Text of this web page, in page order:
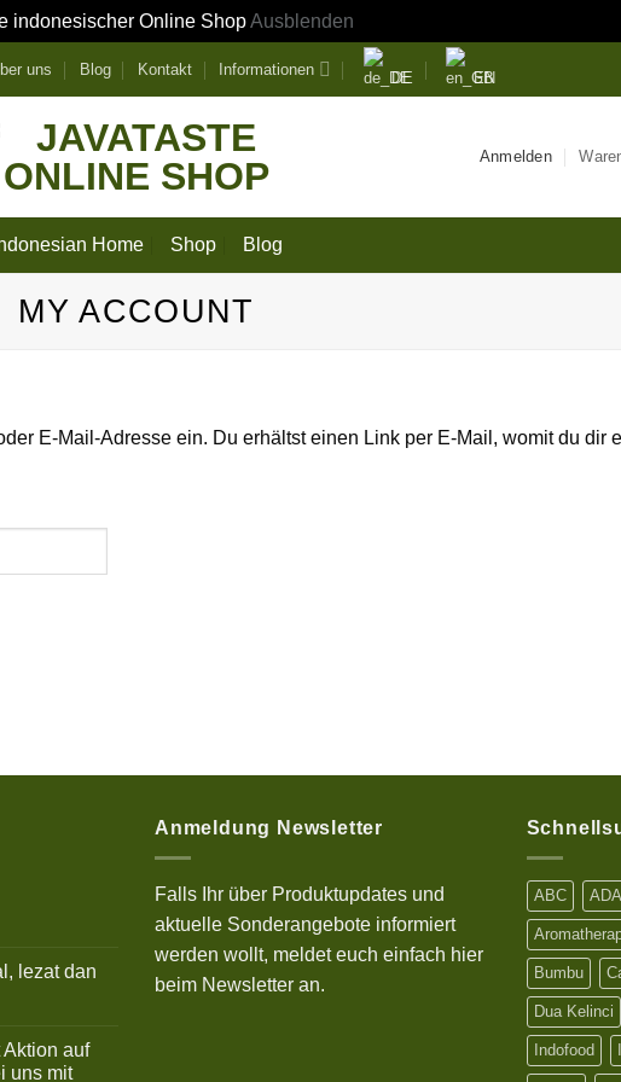
indonesischer Online ShopAusblenden
uns Blog Kontakt Informationen DE EN
Anmelden
Home Shop Blog
MY ACCOUNT
E-Mail-Adresse ein. Du erhältst einen Link per E-Mail, womit du dir
lezat dan
auf
uns mit
Anmeldung Newsletter
Falls Ihr über Produktupdates und
aktuelle Sonderangebote informiert
werden wollt, meldet euch einfach hier
beim Newsletter an.
ABC
Bumbu
Dua Kelinci
Indofood